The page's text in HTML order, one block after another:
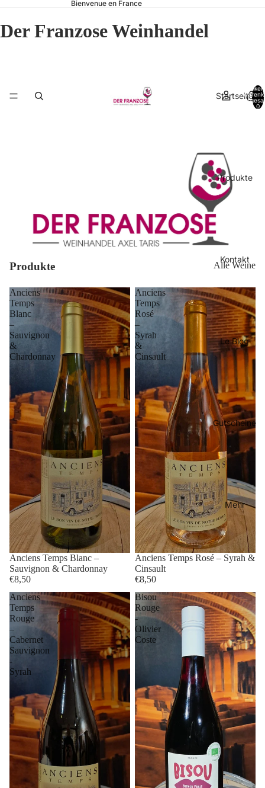
Bienvenue en France
Der Franzose Weinhandel
Startseite
Produkte
Kontakt
Le Blog
Gutscheine
Mehr
Artikel
0
Produkte Alle Weine
Anciens
Temps
Blanc
–
Sauvignon
&
Chardonnay
Anciens Temps Blanc –
Sauvignon & Chardonnay
€8,50
Anciens
Temps
Rosé
–
Syrah
&
Cinsault
Anciens Temps Rosé – Syrah &
Cinsault
€8,50
Anciens
Temps
Rouge
–
Cabernet
Sauvignon
-
Syrah
Bisou
Rouge
-
Olivier
Coste